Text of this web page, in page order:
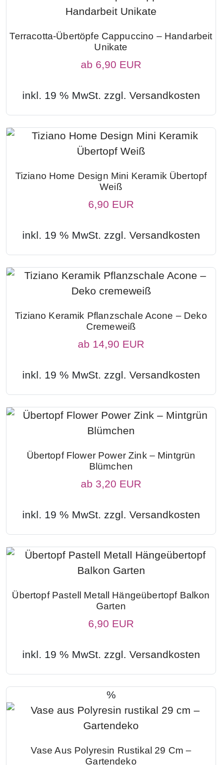
Terracotta-Übertöpfe Cappuccino – Handarbeit
Unikate
ab 6,90 EUR
inkl. 19 % MwSt. zzgl. Versandkosten
Tiziano Home Design Mini Keramik Übertopf
Weiß
6,90 EUR
inkl. 19 % MwSt. zzgl. Versandkosten
Tiziano Keramik Pflanzschale Acone – Deko
Cremeweiß
ab 14,90 EUR
inkl. 19 % MwSt. zzgl. Versandkosten
Übertopf Flower Power Zink – Mintgrün
Blümchen
ab 3,20 EUR
inkl. 19 % MwSt. zzgl. Versandkosten
Übertopf Pastell Metall Hängeübertopf Balkon
Garten
6,90 EUR
inkl. 19 % MwSt. zzgl. Versandkosten
%
Vase Aus Polyresin Rustikal 29 Cm –
Gartendeko